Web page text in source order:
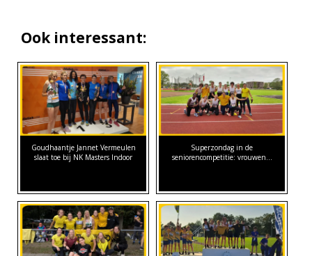
Ook interessant:
Goudhaantje Jannet Vermeulen
slaat toe bij NK Masters Indoor
Superzondag in de
seniorencompetitie: vrouwen…